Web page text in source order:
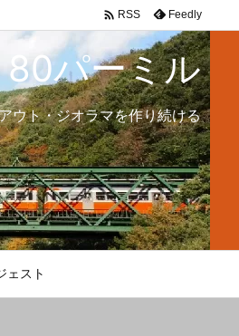
80パーミル
ウト・ジオラマを作り続ける
ェスト
 RSS Feedly